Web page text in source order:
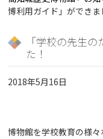
博利用ガイド」ができま
「学校の先生
た！
2018年5月16日
博物館を学校教育の様